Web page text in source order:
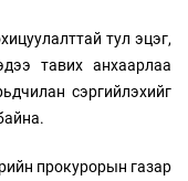
тул эцэг,
тавих анхаарлаа
сэргийлэхийг
прокурорын газар